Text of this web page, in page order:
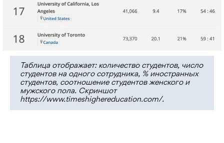
Таблица отображает: количество студентов, число
студентов на одного сотрудника, % иностранных
студентов, соотношение студентов женского и
мужского пола. Скриншот
https://www.timeshighereducation.com/.